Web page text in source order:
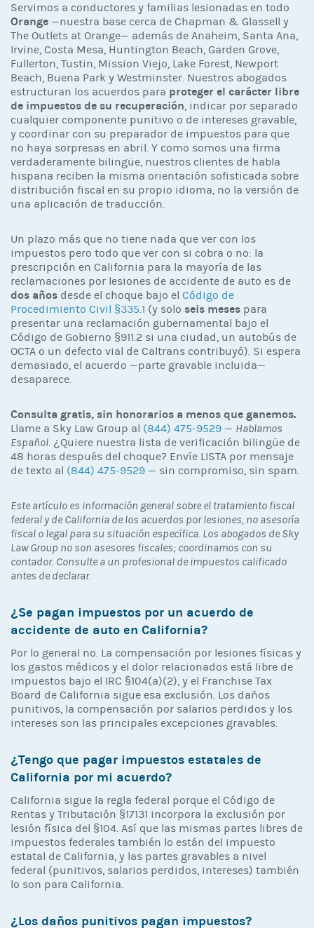
Servimos a conductores y familias lesionadas en todo
Orange —nuestra base cerca de Chapman & Glassell y
The Outlets at Orange— además de Anaheim, Santa Ana,
Irvine, Costa Mesa, Huntington Beach, Garden Grove,
Fullerton, Tustin, Mission Viejo, Lake Forest, Newport
Beach, Buena Park y Westminster. Nuestros abogados
estructuran los acuerdos para proteger el carácter libre
de impuestos de su recuperación, indicar por separado
cualquier componente punitivo o de intereses gravable,
y coordinar con su preparador de impuestos para que
no haya sorpresas en abril. Y como somos una firma
verdaderamente bilingüe, nuestros clientes de habla
hispana reciben la misma orientación sofisticada sobre
distribución fiscal en su propio idioma, no la versión de
una aplicación de traducción.
Un plazo más que no tiene nada que ver con los
impuestos pero todo que ver con si cobra o no: la
prescripción en California para la mayoría de las
reclamaciones por lesiones de accidente de auto es de
dos años desde el choque bajo el Código de
Procedimiento Civil §335.1 (y solo seis meses para
presentar una reclamación gubernamental bajo el
Código de Gobierno §911.2 si una ciudad, un autobús de
OCTA o un defecto vial de Caltrans contribuyó). Si espera
demasiado, el acuerdo —parte gravable incluida—
desaparece.
Consulta gratis, sin honorarios a menos que ganemos.
Llame a Sky Law Group al (844) 475-9529 — Hablamos
Español. ¿Quiere nuestra lista de verificación bilingüe de
48 horas después del choque? Envíe LISTA por mensaje
de texto al (844) 475-9529 — sin compromiso, sin spam.
Este artículo es información general sobre el tratamiento fiscal
federal y de California de los acuerdos por lesiones, no asesoría
fiscal o legal para su situación específica. Los abogados de Sky
Law Group no son asesores fiscales; coordinamos con su
contador. Consulte a un profesional de impuestos calificado
antes de declarar.
¿Se pagan impuestos por un acuerdo de
accidente de auto en California?
Por lo general no. La compensación por lesiones físicas y
los gastos médicos y el dolor relacionados está libre de
impuestos bajo el IRC §104(a)(2), y el Franchise Tax
Board de California sigue esa exclusión. Los daños
punitivos, la compensación por salarios perdidos y los
intereses son las principales excepciones gravables.
¿Tengo que pagar impuestos estatales de
California por mi acuerdo?
California sigue la regla federal porque el Código de
Rentas y Tributación §17131 incorpora la exclusión por
lesión física del §104. Así que las mismas partes libres de
impuestos federales también lo están del impuesto
estatal de California, y las partes gravables a nivel
federal (punitivos, salarios perdidos, intereses) también
lo son para California.
¿Los daños punitivos pagan impuestos?